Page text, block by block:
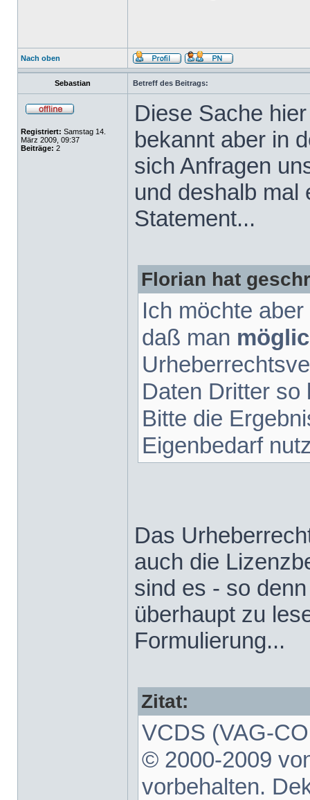
Nach oben
Sebastian Betreff des Beitrags:
Registriert: Samstag 14.
März 2009, 09:37
Beiträge: 2
Diese Sache
bekannt aber in
sich Anfragen
und deshalb mal
Statement...
Florian hat
Ich möchte
daß man
Daten Dritter so
Bitte die
Eigenbedarf
Das
auch die
sind es - so
überhaupt zu
Formulierung...
Zitat:
VCDS (VAG-
© 2000-2009
vorbehalten.